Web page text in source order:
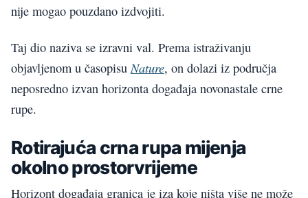
nije mogao pouzdano izdvojiti.
Taj dio naziva se izravni val. Prema istraživanju
objavljenom u časopisu Nature, on dolazi iz područja
neposredno izvan horizonta događaja novonastale crne
rupe.
Rotirajuća crna rupa mijenja
okolno prostorvrijeme
Horizont događaja granica je iza koje ništa više ne može